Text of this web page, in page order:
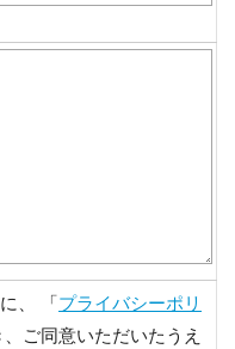
、 「プライバシーポリ
ご同意いただいたうえ